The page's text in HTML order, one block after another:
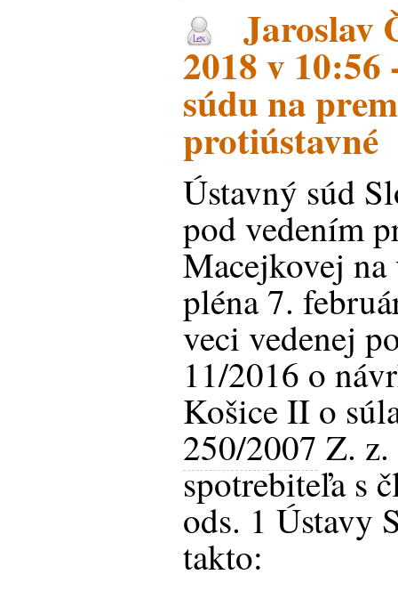
Jaroslav
2018 v
súdu na
protiústavné
Ústavný súd
pod vedením
Macejkovej na
pléna 7.
veci vedenej
11/2016 o
Košice II o
250/2007 Z. z.
spotrebiteľa s
ods. 1 Ústavy
takto: